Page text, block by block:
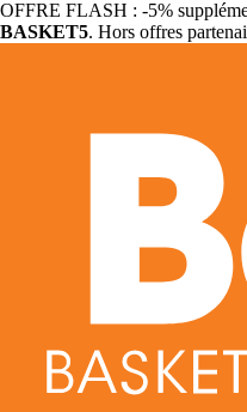
OFFRE FLASH : -5%
BASKET5. Hors offres